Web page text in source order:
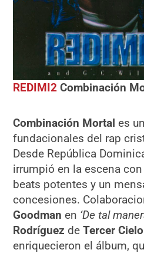
REDIMI2 Combinación
Combinación Mortal es
fundacionales del rap
Desde República
irrumpió en la escena
beats potentes y un
concesiones.
Goodman en ‘De tal
Rodríguez deTercer Cielo
enriquecieron el álbum,